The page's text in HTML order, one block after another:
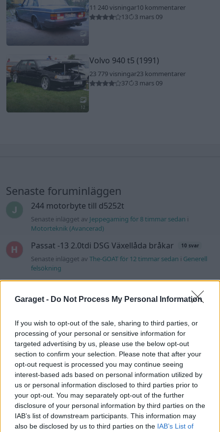
Garaget - Do Not Process My Personal Information
If you wish to opt-out of the sale, sharing to third parties, or
processing of your personal or sensitive information for
targeted advertising by us, please use the below opt-out
section to confirm your selection. Please note that after your
opt-out request is processed you may continue seeing
interest-based ads based on personal information utilized by
us or personal information disclosed to third parties prior to
your opt-out. You may separately opt-out of the further
disclosure of your personal information by third parties on the
IAB’s list of downstream participants. This information may
also be disclosed by us to third parties on the IAB’s List of
5
11 240 visningar10 kommentarer
13
3 mars 09
12
Volvo 940 t5 (1991)
23 779 visningar23 kommentarer
37
3 mars 09
Senaste foruminläggen
244 motorbyte till d5252t
Senaste inlägget av Jeppegaming för 8 timmar sedan i
Motorteknik (Avancerad)
Passat -13 2.0tdi DSG Växellåda bråkar 10 svar
Senaste inlägget avThe-GOAT för 12 timmar sedan i Generell
felsökning
Jag tror att folk köper bil av helt fel
anledning.
30 svar
Man man ha mindre ström till
Motorvärmare?
Senaste inlägget avBilFixare för 19 timmar sedaniEl- och
hybridbilar
Inget bromstryck efter byte av bromsok
(Golf V 1.6)
6 svar
Senaste inlägget avjaka54 för 23 timmar sedaniChassi,
bromsar, transmission och däck
Kia Ceed 2017 batteritorsk med jämna